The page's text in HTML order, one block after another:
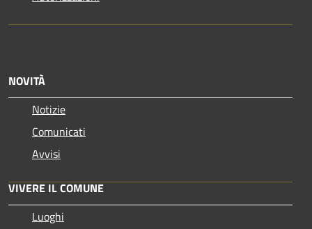
NOVITÀ
Notizie
Comunicati
Avvisi
VIVERE IL COMUNE
Luoghi